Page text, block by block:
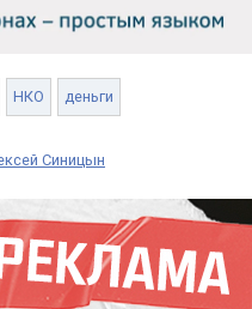
НКО деньги
Синицын